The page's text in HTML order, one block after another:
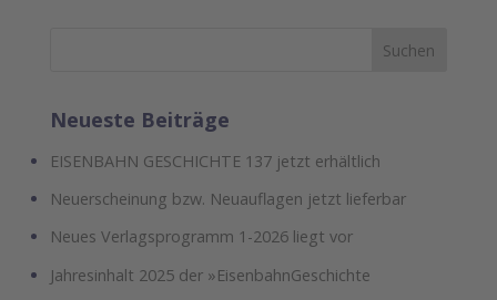
Neueste Beiträge
EISENBAHN GESCHICHTE 137 jetzt erhältlich
Neuerscheinung bzw. Neuauflagen jetzt lieferbar
Neues Verlagsprogramm 1-2026 liegt vor
Jahresinhalt 2025 der »EisenbahnGeschichte